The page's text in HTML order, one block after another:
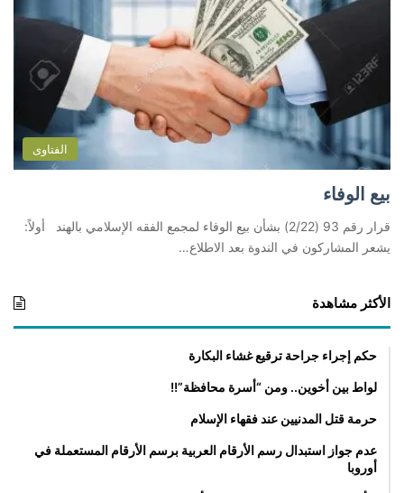
الفتاوى
بيع الوفاء
قرار رقم 93 (2/22) بشأن بيع الوفاء لمجمع الفقه الإسلامي بالهند أولاً:
يشعر المشاركون في الندوة بعد الاطلاع…
الأكثر مشاهدة
حكم إجراء جراحة ترقيع غشاء البكارة
لواط بين أخوين.. ومن “أسرة محافظة”!!
حرمة قتل المدنيين عند فقهاء الإسلام
عدم جواز استبدال رسم الأرقام العربية برسم الأرقام المستعملة في
أوروبا